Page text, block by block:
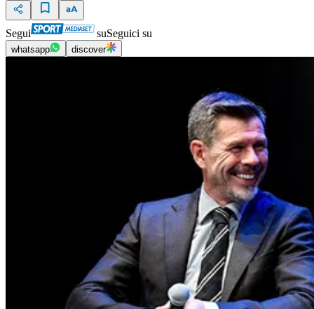
Segui suSeguici su
whatsapp discover